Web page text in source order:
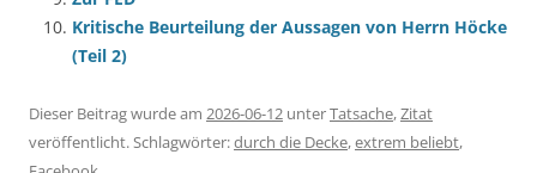
Kritische Beurteilung der Aussagen von Herrn Höcke
(Teil 2)
Dieser Beitrag wurde am 2026-06-12 unterTatsache,Zitat
veröffentlicht. Schlagwörter:durch die Decke,extrem beliebt,